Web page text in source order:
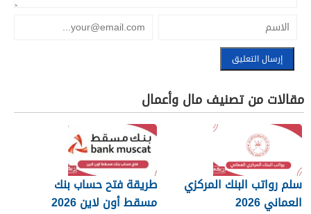
مقالات من تصنيف مال وأعمال
سلم رواتب البنك المركزي
العماني 2026
طريقة فتح حساب بنك
مسقط أون لاين 2026